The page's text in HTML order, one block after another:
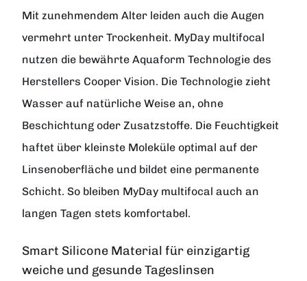
Mit zunehmendem Alter leiden auch die Augen
vermehrt unter Trockenheit. MyDay multifocal
nutzen die bewährte Aquaform Technologie des
Herstellers Cooper Vision. Die Technologie zieht
Wasser auf natürliche Weise an, ohne
Beschichtung oder Zusatzstoffe. Die Feuchtigkeit
haftet über kleinste Moleküle optimal auf der
Linsenoberfläche und bildet eine permanente
Schicht. So bleiben MyDay multifocal auch an
langen Tagen stets komfortabel.
Smart Silicone Material für einzigartig
weiche und gesunde Tageslinsen